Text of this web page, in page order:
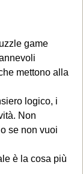
game
mettono alla
logico, i
Non
se non vuoi
è la cosa più